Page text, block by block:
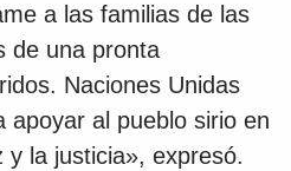
a las familias de las
de una pronta
Naciones Unidas
apoyar al pueblo sirio en
y la justicia», expresó.